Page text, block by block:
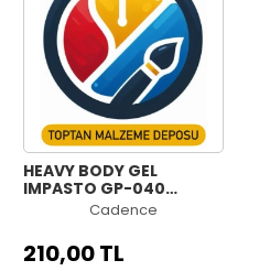
HEAVY BODY GEL
IMPASTO GP-040
ASFALT 250ML
Cadence
210,00 TL